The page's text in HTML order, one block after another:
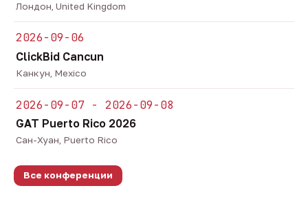
Лондон, United Kingdom
2026-09-06
ClickBid Cancun
Канкун, Mexico
2026-09-07 - 2026-09-08
GAT Puerto Rico 2026
Сан-Хуан, Puerto Rico
Все конференции